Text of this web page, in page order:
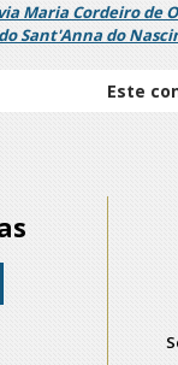
Maria Cordeiro de
Sant'Anna do
Este